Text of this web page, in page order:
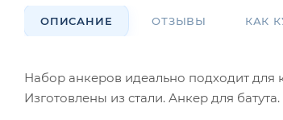
ОПИСАНИЕ ОТЗЫВЫ КАК
Набор анкеров идеально подходит для
Изготовлены из стали. Анкер для